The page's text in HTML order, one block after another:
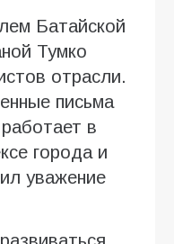
Батайской
Тумко
отрасли.
письма
в
города и
уважение